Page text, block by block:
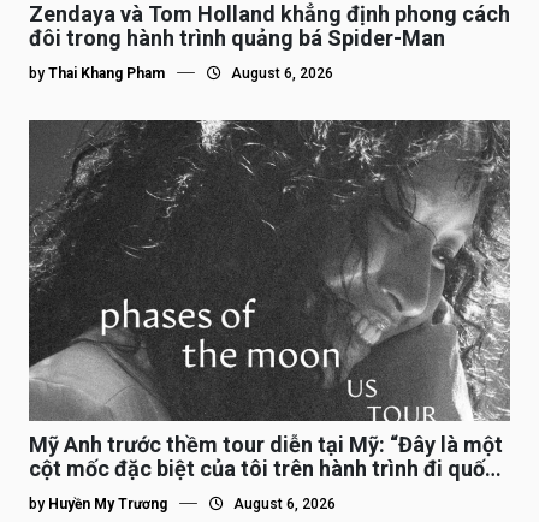
Zendaya và Tom Holland khẳng định phong cách
đôi trong hành trình quảng bá Spider-Man
by Thai Khang Pham August 6, 2026
Mỹ Anh trước thềm tour diễn tại Mỹ: “Đây là một
cột mốc đặc biệt của tôi trên hành trình đi quốc
tế”
by Huyền My Trương August 6, 2026